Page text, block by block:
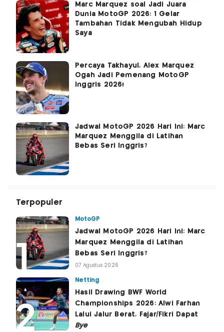
Marc Marquez soal Jadi Juara
Dunia MotoGP 2026: 1 Gelar
Tambahan Tidak Mengubah Hidup
Saya
Percaya Takhayul, Alex Marquez
Ogah Jadi Pemenang MotoGP
Inggris 2026!
Jadwal MotoGP 2026 Hari Ini: Marc
Marquez Menggila di Latihan
Bebas Seri Inggris?
Terpopuler
MotoGP
Jadwal MotoGP 2026 Hari Ini: Marc
Marquez Menggila di Latihan
Bebas Seri Inggris?
07 Agustus 2026
Netting
Hasil Drawing BWF World
Championships 2026: Alwi Farhan
Lalui Jalur Berat, Fajar/Fikri Dapat
Bye